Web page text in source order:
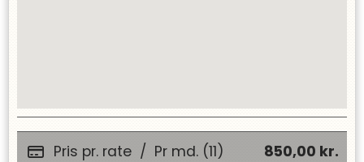
Pris pr. rate / Pr md. (11) 850,00 kr.